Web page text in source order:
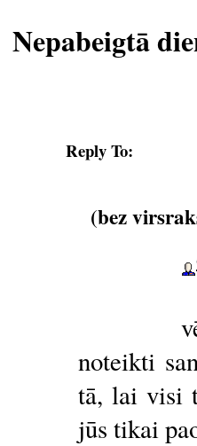
Nepabeigtā
Reply To:
(bez
noteikti
tā, lai visi
jūs tikai